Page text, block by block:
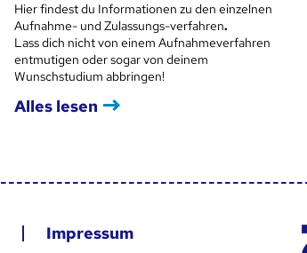
Hier findest du Informationen zu den einzelnen
Aufnahme- und Zulassungs-verfahren.
Lass dich nicht von einem Aufnahmeverfahren
entmutigen oder sogar von deinem
Wunschstudium abbringen!
Alles lesen
Impressum